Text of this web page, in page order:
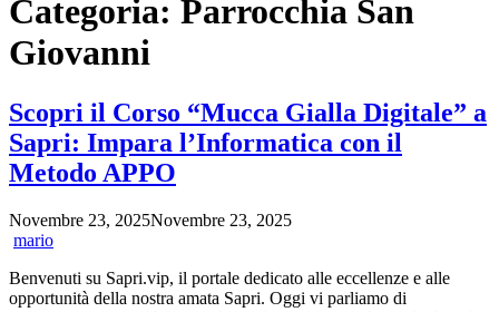
Categoria: Parrocchia San
Giovanni
Scopri il Corso “Mucca Gialla Digitale” a
Sapri: Impara l’Informatica con il
Metodo APPO
Novembre 23, 2025Novembre 23, 2025
mario
Benvenuti su Sapri.vip, il portale dedicato alle eccellenze e alle
opportunità della nostra amata Sapri. Oggi vi parliamo di